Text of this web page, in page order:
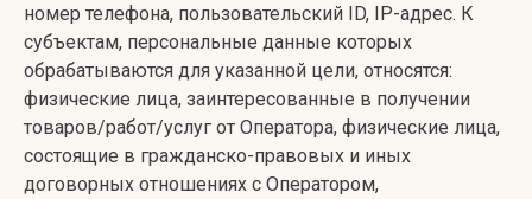
номер телефона, пользовательский ID, IP-адрес. К
субъектам, персональные данные которых
обрабатываются для указанной цели, относятся:
физические лица, заинтересованные в получении
товаров/работ/услуг от Оператора, физические лица,
состоящие в гражданско-правовых и иных
договорных отношениях с Оператором,